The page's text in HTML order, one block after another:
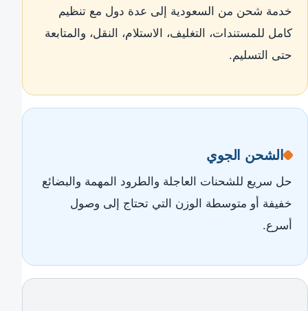
خدمة شحن من السعودية إلى عدة دول مع تنظيم
كامل للمستندات، التغليف، الاستلام، النقل، والمتابعة
حتى التسليم.
الشحن الجوي
حل سريع للشحنات العاجلة والطرود المهمة والبضائع
خفيفة أو متوسطة الوزن التي تحتاج إلى وصول
أسرع.